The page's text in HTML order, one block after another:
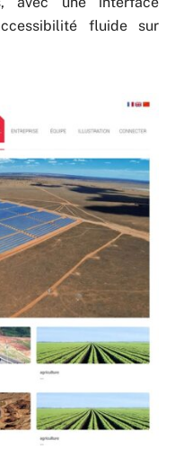
fluide sur